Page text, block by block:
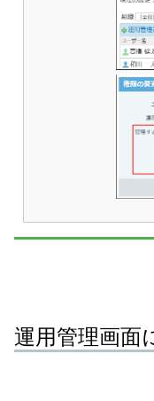
運用管理画面